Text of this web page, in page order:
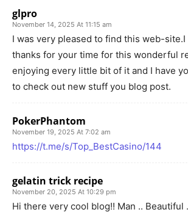
glpro
November 14, 2025 At 11:15 am
I was very pleased to find this web-site.I
thanks for your time for this wonderful
enjoying every little bit of it and I have
to check out new stuff you blog post.
PokerPhantom
November 19, 2025 At 7:02 am
https://t.me/s/Top_BestCasino/144
gelatin trick recipe
November 20, 2025 At 10:29 pm
Hi there very cool blog!! Man .. Beautiful